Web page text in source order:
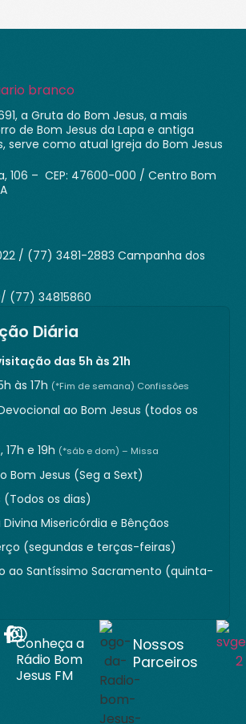
a Gruta do Bom Jesus, a mais
de Bom Jesus da Lapa e antiga
serve como atual Igreja do Bom Jesus
106 – CEP: 47600-000 / Centro Bom
/ (77) 3481-2883 Campanha dos
(77) 34815860
Diária
das 5h às 21h
às 17h (*Fim de semana) Confissões
ao Bom Jesus (todos os
17h e 19h (*sáb e dom) – Missa
Bom Jesus (Seg a Sext)
(Todos os dias)
Divina Misericórdia e Bênçãos
(segundas e terças-feiras)
ao Santíssimo Sacramento (quinta-
Conheça a
Rádio Bom
Jesus FM
Nossos
Parceiros